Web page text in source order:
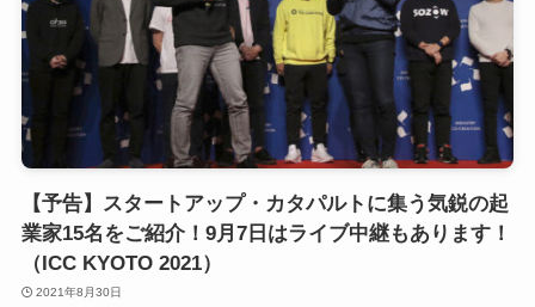
【予告】スタートアップ・カタパルトに集う気鋭の起
業家15名をご紹介！9月7日はライブ中継もあります！
（ICC KYOTO 2021）
2021年8月30日